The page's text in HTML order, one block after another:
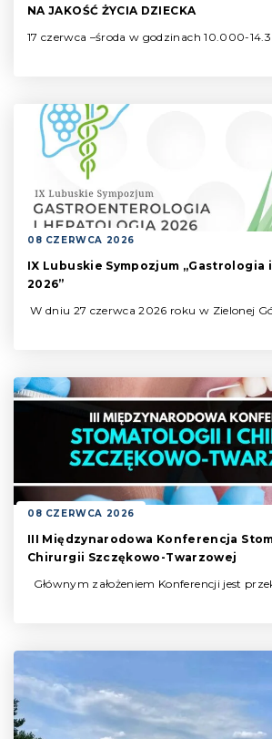
NA JAKOŚĆ ŻYCIA DZIECKA
17 czerwca –środa w godzinach 10.000-
08 CZERWCA 2026
IX Lubuskie Sympozjum „Gastrologia
2026”
W dniu 27 czerwca 2026 roku w Zielonej
08 CZERWCA 2026
III Międzynarodowa Konferencja
Chirurgii Szczękowo-Twarzowej
Głównym założeniem Konferencji jest